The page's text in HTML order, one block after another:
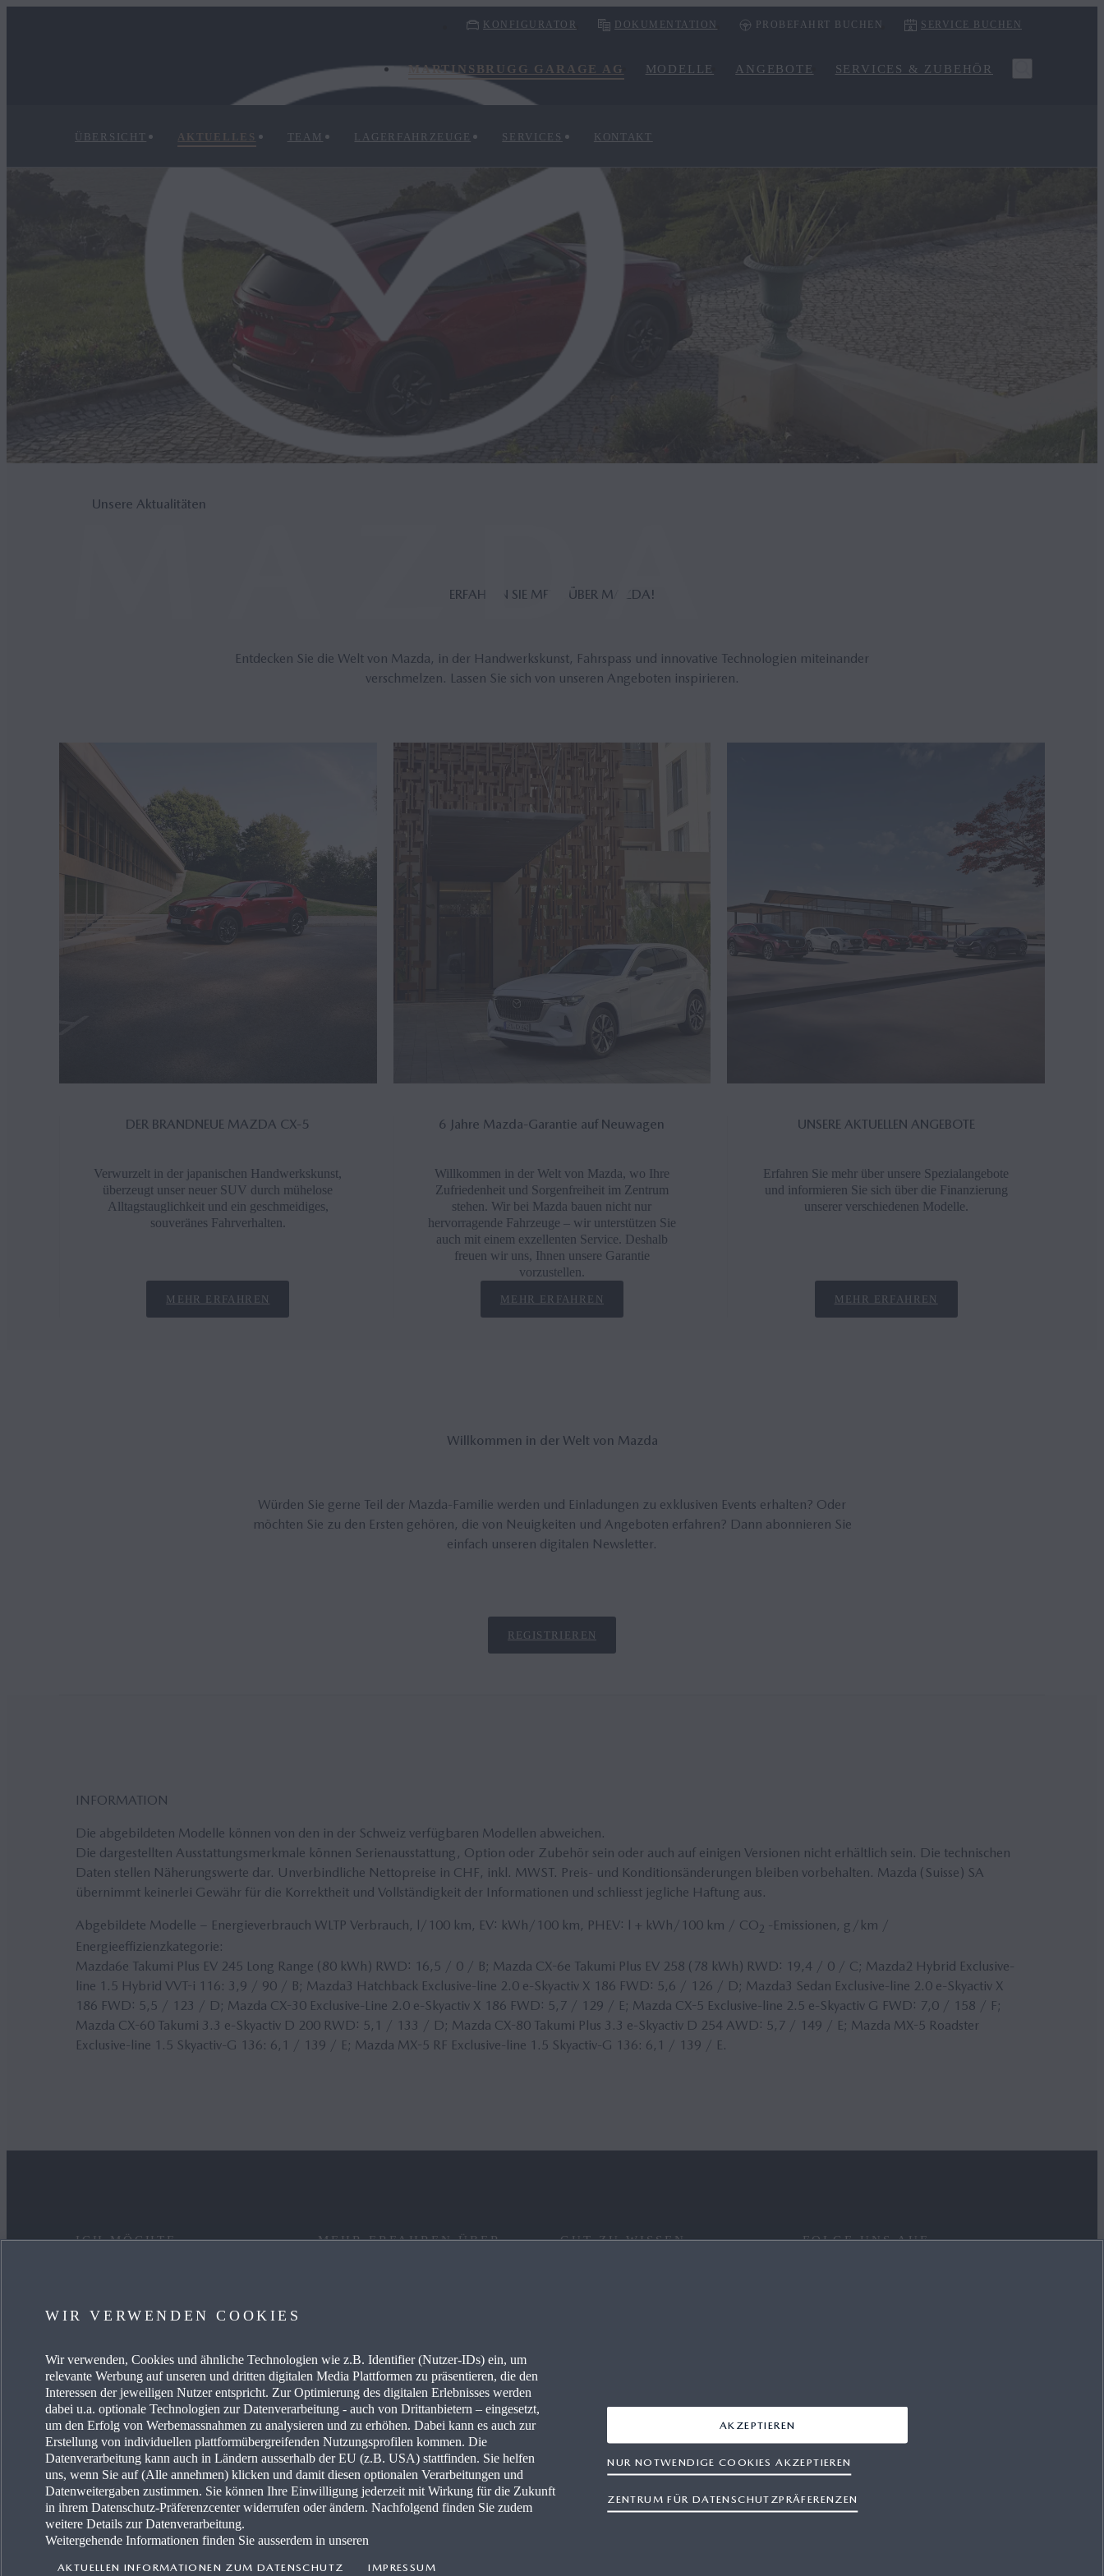
KONFIGURATOR DOKUMENTATION PROBEFAHRT BUCHEN SERVICE BUCHEN
MARTINSBRUGG GARAGE AG MODELLE ANGEBOTE SERVICES & ZUBEHÖR
ÜBERSICHT AKTUELLES TEAM LAGERFAHRZEUGE SERVICES KONTAKT
Unsere Aktualitäten
ER­FAH­REN SIE MEHR ÜBER MAZDA!
Entdecken Sie die Welt von Mazda, in der Handwerkskunst, Fahrspass und innovative Technologien miteinander
verschmelzen. Lassen Sie sich von unseren Angeboten inspirieren.
DER BRANDNEUE MAZDA CX‑5
Verwurzelt in der japanischen Handwerkskunst,
überzeugt unser neuer SUV durch mühelose
Alltagstauglichkeit und ein geschmeidiges,
souveränes Fahrverhalten.
MEHR ERFAHREN
6 Jahre Mazda-Garantie auf Neuwagen
Willkommen in der Welt von Mazda, wo Ihre
Zufriedenheit und Sorgenfreiheit im Zentrum
stehen. Wir bei Mazda bauen nicht nur
hervorragende Fahrzeuge – wir unterstützen Sie
auch mit einem exzellenten Service. Deshalb
freuen wir uns, Ihnen unsere Garantie
vorzustellen.
MEHR ERFAHREN
UNSERE AKTUELLEN ANGEBOTE
Erfahren Sie mehr über unsere Spezialangebote
und informieren Sie sich über die Finanzierung
unserer verschiedenen Modelle.
MEHR ERFAHREN
Will­kom­men in der Welt von Mazda
Würden Sie gerne Teil der Mazda-Familie werden und Einladungen zu exklusiven Events erhalten? Oder
möchten Sie zu den Ersten gehören, die von Neuigkeiten und Angeboten erfahren? Dann abonnieren Sie
einfach unseren digitalen Newsletter.
REGISTRIEREN
INFORMATION
Die abgebildeten Modelle können von den in der Schweiz verfügbaren Modellen abweichen.
Die dargestellten Ausstattungsmerkmale können Serienausstattung, Option oder Zubehör sein oder auch auf einigen Versionen nicht erhältlich sein. Die technischen
Daten stellen Näherungswerte dar. Unverbindliche Nettopreise in CHF, inkl. MWST. Preis- und Konditionsänderungen bleiben vorbehalten. Mazda (Suisse) SA
übernimmt keinerlei Gewähr für die Korrektheit und Vollständigkeit der Informationen und schliesst jegliche Haftung aus.
Abgebildete Modelle − Energieverbrauch WLTP Verbrauch, l/100 km, EV: kWh/100 km, PHEV: l + kWh/100 km / CO2 -Emissionen, g/km /
Energieeffizienzkategorie:
Mazda6e Takumi Plus EV 245 Long Range (80 kWh) RWD: 16,5 / 0 / B; Mazda CX-6e Takumi Plus EV 258 (78 kWh) RWD: 19,4 / 0 / C; Mazda2 Hybrid Exclusive-
line 1.5 Hybrid VVT-i 116: 3,9 / 90 / B; Mazda3 Hatchback Exclusive-line 2.0 e-Skyactiv X 186 FWD: 5,6 / 126 / D; Mazda3 Sedan Exclusive-line 2.0 e-Skyactiv X
186 FWD: 5,5 / 123 / D; Mazda CX-30 Exclusive-Line 2.0 e-Skyactiv X 186 FWD: 5,7 / 129 / E; Mazda CX-5 Exclusive-line 2.5 e-Skyactiv G FWD: 7,0 / 158 / F;
Mazda CX-60 Takumi 3.3 e-Skyactiv D 200 RWD: 5,1 / 133 / D; Mazda CX-80 Takumi Plus 3.3 e-Skyactiv D 254 AWD: 5,7 / 149 / E; Mazda MX-5 Roadster
Exclusive-line 1.5 Skyactiv-G 136: 6,1 / 139 / E; Mazda MX-5 RF Exclusive-line 1.5 Skyactiv-G 136: 6,1 / 139 / E.
ICH MÖCHTE
MEIN AUTO PFLEGEN
HÄNDLER SUCHEN
MEHR ERFAHREN ÜBER
AKTUELLES
MAZDA-PRESSEPORTAL
MAZDA-HÄNDLER WERDEN
FREIE WERKSTÄTTEN
GUT ZU WISSEN FOLGE UNS AUF
WIR VERWENDEN COOKIES
Wir verwenden, Cookies und ähnliche Technologien wie z.B. Identifier (Nutzer-IDs) ein, um
relevante Werbung auf unseren und dritten digitalen Media Plattformen zu präsentieren, die den
Interessen der jeweiligen Nutzer entspricht. Zur Optimierung des digitalen Erlebnisses werden
dabei u.a. optionale Technologien zur Datenverarbeitung - auch von Drittanbietern – eingesetzt,
um den Erfolg von Werbemassnahmen zu analysieren und zu erhöhen. Dabei kann es auch zur
Erstellung von individuellen plattformübergreifenden Nutzungsprofilen kommen. Die
Datenverarbeitung kann auch in Ländern ausserhalb der EU (z.B. USA) stattfinden. Sie helfen
uns, wenn Sie auf (Alle annehmen) klicken und damit diesen optionalen Verarbeitungen und
Datenweitergaben zustimmen. Sie können Ihre Einwilligung jederzeit mit Wirkung für die Zukunft
in ihrem Datenschutz-Präferenzcenter widerrufen oder ändern. Nachfolgend finden Sie zudem
weitere Details zur Datenverarbeitung.
Weitergehende Informationen finden Sie ausserdem in unseren
AKTUELLEN INFORMATIONEN ZUM DATENSCHUTZ IMPRESSUM
ZENTRUM FÜR DATENSCHUTZPRÄFERENZEN
NUR NOTWENDIGE COOKIES AKZEPTIEREN
AKZEPTIEREN